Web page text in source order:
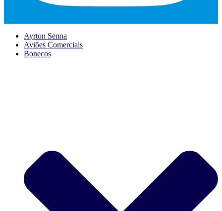
Ayrton Senna
Aviões Comerciais
Bonecos